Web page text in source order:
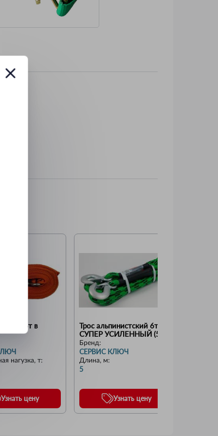
6т в
нагузка, т:
Узнать цену
Трос альпинистский 6т
СУПЕР УСИЛЕННЫЙ (5
метров, 2 пришитых
усиленных крюка)
Бренд:
СЕРВИС КЛЮЧ
Длина, м:
5
Узнать цену